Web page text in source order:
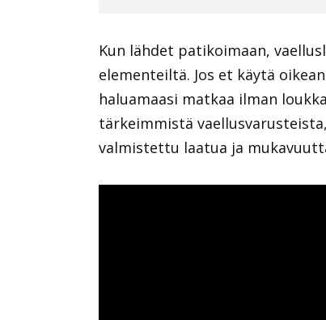
Kun lähdet patikoimaan,
elementeiltä. Jos et käytä
haluamaasi matkaa ilman
tärkeimmistä
valmistettu laatua ja